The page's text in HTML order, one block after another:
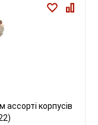
корпусів